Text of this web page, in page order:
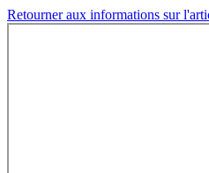
Retourner aux informations sur